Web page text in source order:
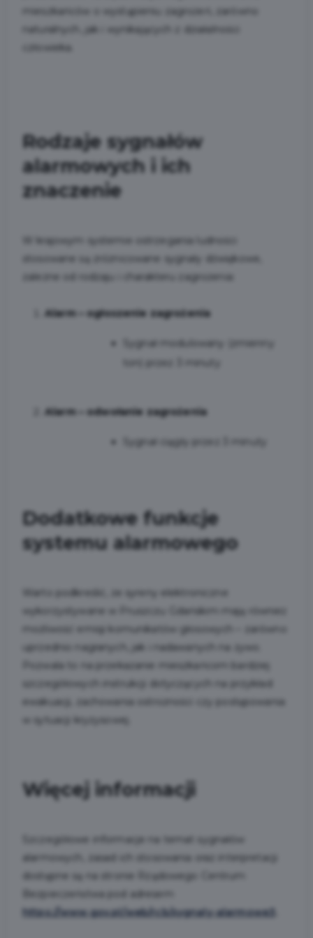
mieszkańców o wystąpieniu zagrożeń, zarówno
naturalnych, jak i wynikających z działalności
człowieka.
Rodzaje sygnałów
alarmowych i ich
znaczenie
W krajowym systemie ostrzegania ludności
stosowane są zróżnicowane sygnały dźwiękowe,
zależne od rodzaju i charakteru zagrożenia:
Alarm – ogłoszenie zagrożenia
Sygnał modulowany (zmienny
Alarm – odwołanie zagrożenia
Sygnał ciągły przez 3 minuty
Dodatkowe funkcje
systemu alarmowego
Warto podkreślić, że syreny elektroniczne
wykorzystywane w Pruszczu Gdańskim mają również
możliwość emisji komunikatów głosowych – zarówno
uprzednio nagranych, jak i nadawanych na żywo.
Pozwala to na przekazanie mieszkańcom bardziej
szczegółowych instrukcji dotyczących na przykład
ewakuacji, zachowania ostrożności czy postępowania
w sytuacji kryzysowej.
Więcej informacji
Szczegółowe informacje na temat sygnałów
alarmowych, zasad ich stosowania oraz interpretacji
dostępne są na stronie Rządowego Centrum
Bezpieczeństwa pod adresem
https://www.gov.pl/web/rcb/sygnaly-alarmowe3